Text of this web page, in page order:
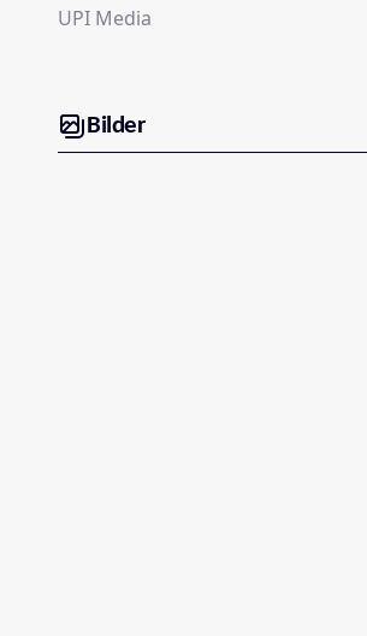
UPI Media
Bilder